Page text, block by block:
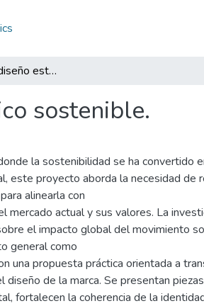
Tecni-Optica: Rediseño estratégico sostenible.
sostenible.
la sostenibilidad se ha convertido
este proyecto aborda la necesidad de
alinearla con
mercado actual y sus valores. La
el impacto global del movimiento
general como
una propuesta práctica orientada a
diseño de la marca. Se presentan
fortalecen la coherencia de la